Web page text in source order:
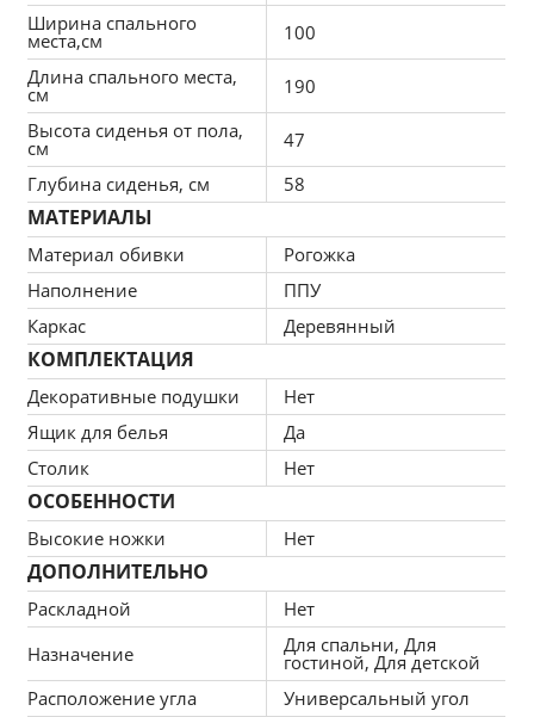
В диване имеется  ящик для белья
Сборка не требуется.
Основные преимущества дивана:
пенополиуретан: упругий материал,
моментально восстанавливает форму,
правильно поддерживает тело во время сна и
отдыха;
ящик для белья
: лёгкий доступ к запасным или
основным наборам постельного белья;
узкие подлокотники
: прибавляют мебели
утонченный, элегантный облик;
деревянный каркас
: переносит чрезмерные
регулярные нагрузки и при этом совершенно
не деформируется;
Ширина спального
места,см
100
Длина спального места,
см
190
Высота сиденья от пола,
см
47
Глубина сиденья, см
58
МАТЕРИАЛЫ
Материал обивки
Рогожка
Наполнение
ППУ
Каркас
Деревянный
КОМПЛЕКТАЦИЯ
Декоративные подушки
Нет
Ящик для белья
Да
Столик
Нет
ОСОБЕННОСТИ
Высокие ножки Нет
ДОПОЛНИТЕЛЬНО
Раскладной
Нет
Назначение
Для спальни, Для
гостиной, Для детской
Расположение угла
Универсальный угол